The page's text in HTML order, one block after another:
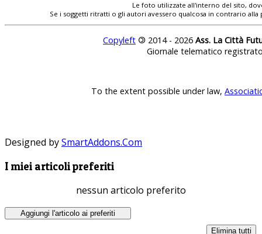
Le foto utilizzate all'interno del sito,
Se i soggetti ritratti o gli autori avessero qualcosa in contrario
Copyleft © 2014 - 2026 Ass. La Città
Giornale telematico
To the extent possible under law,
Designed bySmartAddons.Com
I miei articoli preferiti
nessun articolo preferito